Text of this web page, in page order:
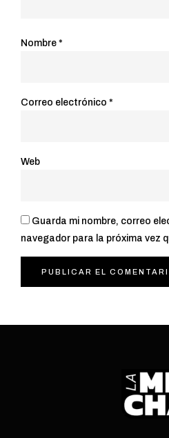
Nombre *
Correo electrónico *
Web
Guarda mi nombre, correo
navegador para la próxima vez